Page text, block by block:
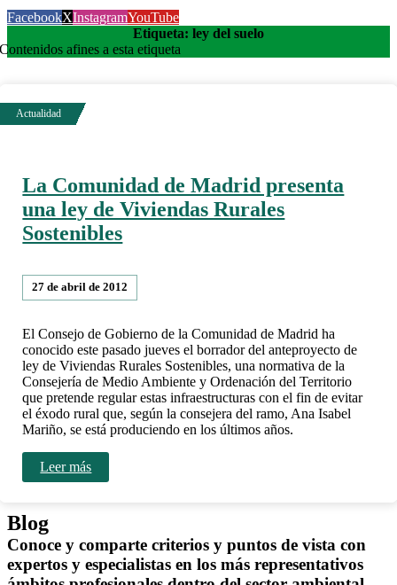
FacebookXInstagramYouTube
Etiqueta: ley del suelo
Contenidos afines a esta etiqueta
La Comunidad de Madrid presenta
una ley de Viviendas Rurales
Sostenibles
27 de abril de 2012
El Consejo de Gobierno de la Comunidad de Madrid ha
conocido este pasado jueves el borrador del anteproyecto de
ley de Viviendas Rurales Sostenibles, una normativa de la
Consejería de Medio Ambiente y Ordenación del Territorio
que pretende regular estas infraestructuras con el fin de evitar
el éxodo rural que, según la consejera del ramo, Ana Isabel
Mariño, se está produciendo en los últimos años.
Leer más
Blog
Conoce y comparte criterios y puntos de vista con
expertos y especialistas en los más representativos